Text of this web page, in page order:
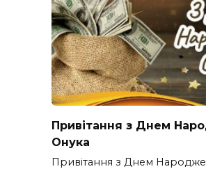
Привітання з Днем
Онука
Привітання з Днем